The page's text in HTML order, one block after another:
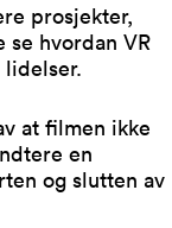
prosjekter,
se hvordan VR
lidelser.
at filmen ikke
en
og slutten av